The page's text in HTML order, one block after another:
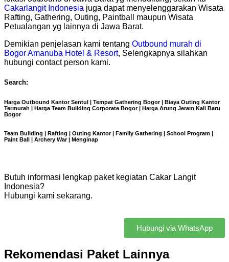
Cakarlangit Indonesia juga dapat menyelenggarakan Wisata
Rafting, Gathering, Outing, Paintball maupun Wisata
Petualangan yg lainnya di Jawa Barat.
Demikian penjelasan kami tentang Outbound murah di
Bogor Amanuba Hotel & Resort, Selengkapnya silahkan
hubungi contact person kami.
Search:
Harga Outbound Kantor Sentul | Tempat Gathering Bogor | Biaya Outing Kantor
Termurah | Harga Team Building Corporate Bogor | Harga Arung Jeram Kali Baru
Bogor
Team Building | Rafting | Outing Kantor | Family Gathering | School Program |
Paint Ball | Archery War | Menginap
Butuh informasi lengkap paket kegiatan Cakar Langit
Indonesia?
Hubungi kami sekarang.
Hubungi via WhatsApp
Rekomendasi Paket Lainnya